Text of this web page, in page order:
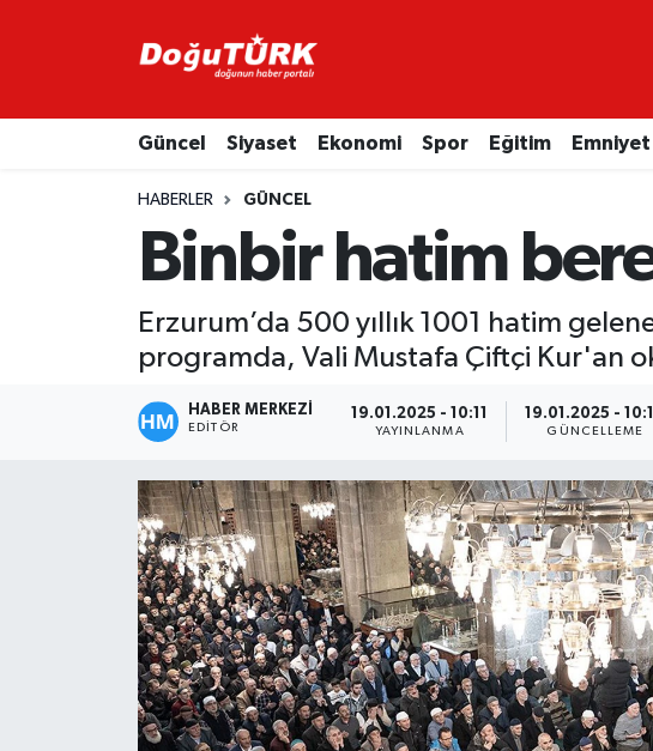
Güncel Siyaset Ekonomi Spor Eğitim Emniyet
HABERLER GÜNCEL
Binbir hatim
Erzurum’da 500 yıllık 1001 hatim
programda, Vali Mustafa Çiftçi Kur'an
HABER MERKEZİ
EDITÖR
19.01.2025 - 10:11
YAYINLANMA
19.01.2025 -
GÜNCELLEME
Ekonomi
KÜLTÜR-SANAT
Magazin
Trafik Durumu
Tüm Manşetler
Son Dakika Haberleri